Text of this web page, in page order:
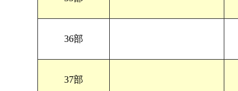
36部
37部